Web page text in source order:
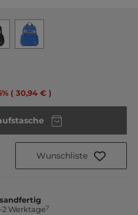
( 30,94 € )
Wunschliste
2 Werktage7